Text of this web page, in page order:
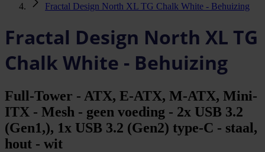
Fractal Design North XL TG Chalk White - Behuizing
Fractal Design North XL TG
Chalk White - Behuizing
Full-Tower - ATX, E-ATX, M-ATX, Mini-
ITX - Mesh - geen voeding - 2x USB 3.2
(Gen1,), 1x USB 3.2 (Gen2) type-C - staal,
hout - wit